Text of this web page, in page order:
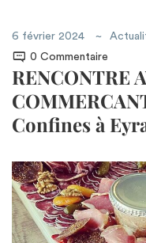
6 février 2024
0 Commentaire
RENCONTRE
Confines à